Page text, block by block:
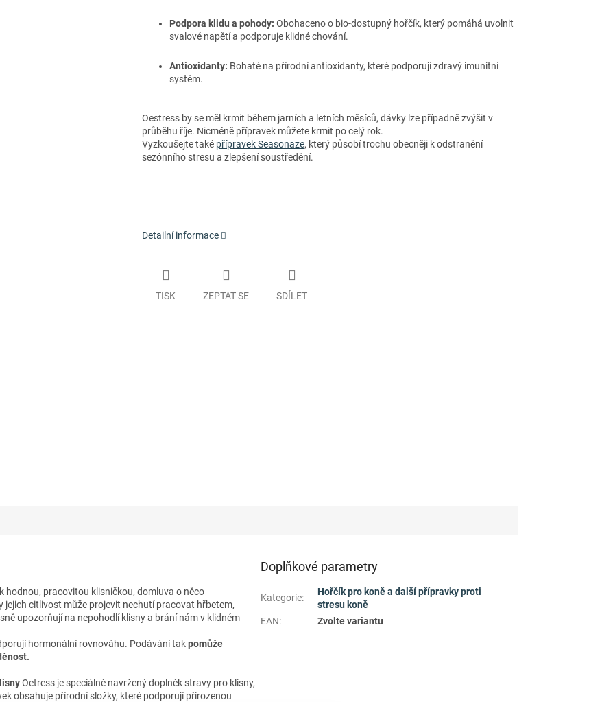
Podpora klidu a pohody: Obohaceno o bio-dostupný hořčík, který pomáhá uvolnit
svalové napětí a podporuje klidné chování.
Antioxidanty: Bohaté na přírodní antioxidanty, které podporují zdravý imunitní
systém.
Oestress by se měl krmit během jarních a letních měsíců, dávky lze případně zvýšit v
průběhu říje. Nicméně přípravek můžete krmit po celý rok.
Vyzkoušejte také přípravek Seasonaze, který působí trochu obecněji k odstranění
sezónního stresu a zlepšení soustředění.
Detailní informace
TISK ZEPTAT SE SDÍLET
hodnou, pracovitou klisničkou, domluva o něco
jejich citlivost může projevit nechutí pracovat hřbetem,
upozorňují na nepohodlí klisny a brání nám v klidném
hormonální rovnováhu. Podávání takpomůže
Oetress je speciálně navržený doplněk stravy pro klisny,
obsahuje přírodní složky, které podporují přirozenou
Doplňkové parametry
Kategorie:
Hořčík pro koně a další přípravky proti
stresu koně
EAN: Zvolte variantu